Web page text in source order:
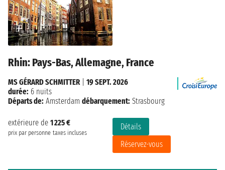
Rhin: Pays-Bas, Allemagne, France
extérieure de 1 225 €
prix par personne taxes incluses
Détails
Réservez-vous
MS GÉRARD SCHMITTER| 19 SEPT. 2026
durée: 6 nuits
Départs de: Amsterdam débarquement: Strasbourg